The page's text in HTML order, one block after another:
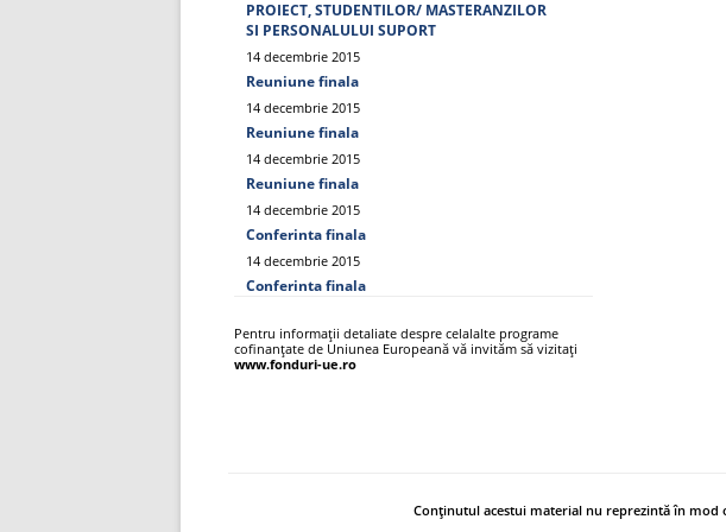
PROIECT, STUDENTILOR/ MASTERANZILOR
SI PERSONALULUI SUPORT
14 decembrie 2015
Reuniune finala
14 decembrie 2015
Reuniune finala
14 decembrie 2015
Reuniune finala
14 decembrie 2015
Conferinta finala
14 decembrie 2015
Conferinta finala
Pentru informații detaliate despre celalalte programe
cofinanțate de Uniunea Europeană vă invităm să vizitați
www.fonduri-ue.ro
Conținutul acestui material nu reprezintă în mod